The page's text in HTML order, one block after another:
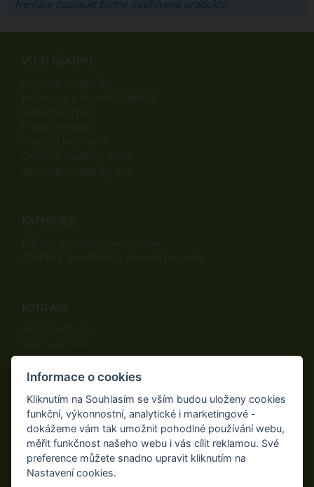
Nemáte doposud žádné navštívené produkty.
VŠE O NÁKUPU
KATEGORIE
KONTAKT
542 32, Úpice
Telefon: +420 498 100 050
Fax: +420 498 100 051
E-mail:info@ama-zahrada.cz
Web:www.ama-zahrada.cz
NAJDETE NÁS TAKÉ NA:
Informace o cookies
Kliknutím na Souhlasím se vším budou uloženy cookies
funkční, výkonnostní, analytické i marketingové -
dokážeme vám tak umožnit pohodlné používání webu,
měřit funkčnost našeho webu i vás cílit reklamou. Své
preference můžete snadno upravit kliknutím na
Nastavení cookies.